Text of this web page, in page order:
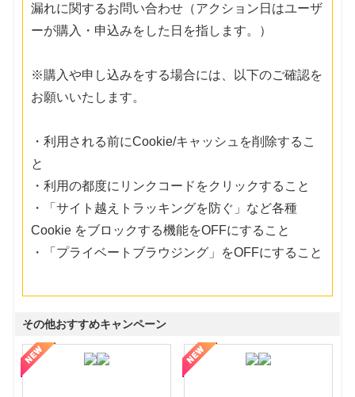
漏れに関するお問い合わせ（アクション日はユーザ
ーが購入・申込みをした日を指します。）
※購入や申し込みをする場合には、以下のご確認を
お願いいたします。
・利用される前にCookie/キャッシュを削除するこ
と
・利用の都度にリンクコードをクリックすること
・「サイト越えトラッキングを防ぐ」など各種
Cookie をブロックする機能をOFFにすること
・「プライベートブラウジング」をOFFにすること
その他おすすめキャンペーン